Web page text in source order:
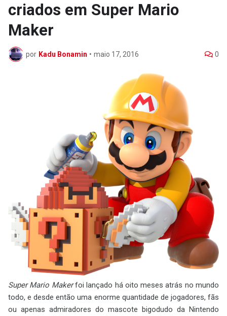
criados em Super Mario
Maker
por Kadu Bonamin • maio 17, 2016 0
Super Mario Makerfoi lançado há oito meses atrás no mundo
todo, e desde então uma enorme quantidade de jogadores, fãs
ou apenas admiradores do mascote bigodudo da Nintendo